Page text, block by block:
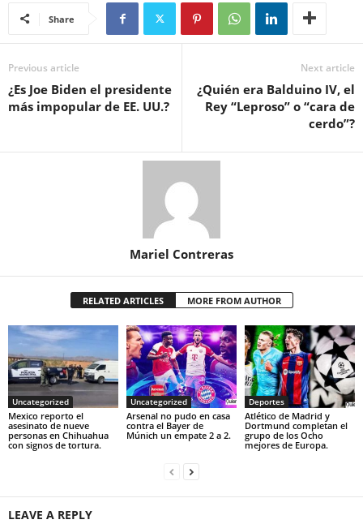
Share
Previous article
¿Es Joe Biden el presidente
más impopular de EE. UU.?
Next article
¿Quién era Balduino IV, el
Rey “Leproso” o “cara de
cerdo”?
Mariel Contreras
RELATED ARTICLES MORE FROM AUTHOR
Uncategorized
Mexico reporto el
asesinato de nueve
personas en Chihuahua
con signos de tortura.
Uncategorized
Arsenal no pudo en casa
contra el Bayer de
Múnich un empate 2 a 2.
Deportes
Atlético de Madrid y
Dortmund completan el
grupo de los Ocho
mejores de Europa.
LEAVE A REPLY